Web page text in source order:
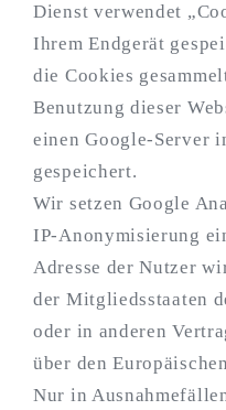
Dienst verwendet
Ihrem Endgerät
die Cookies
Benutzung dieser
einen Google-Server
gespeichert.
Wir setzen Google
IP-Anonymisierung
Adresse der Nutzer
der Mitgliedsstaaten
oder in anderen
über den
Nur in